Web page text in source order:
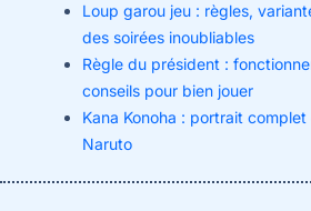
Loup garou jeu : règles,
des soirées inoubliables
Règle du président :
conseils pour bien jouer
Kana Konoha : portrait complet
Naruto